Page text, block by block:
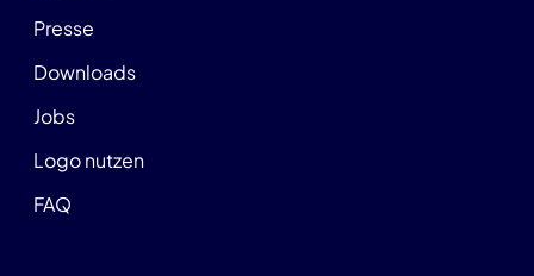
Presse
Downloads
Jobs
Logo nutzen
FAQ